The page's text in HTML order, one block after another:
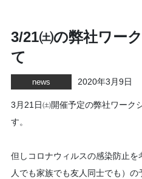
3/21㈯の弊社ワー
て
news 2020年3月9日
3月21日㈯開催予定の弊社ワーク
す。
但しコロナウィルスの感染防止
人でも家族でも友人同士でも）